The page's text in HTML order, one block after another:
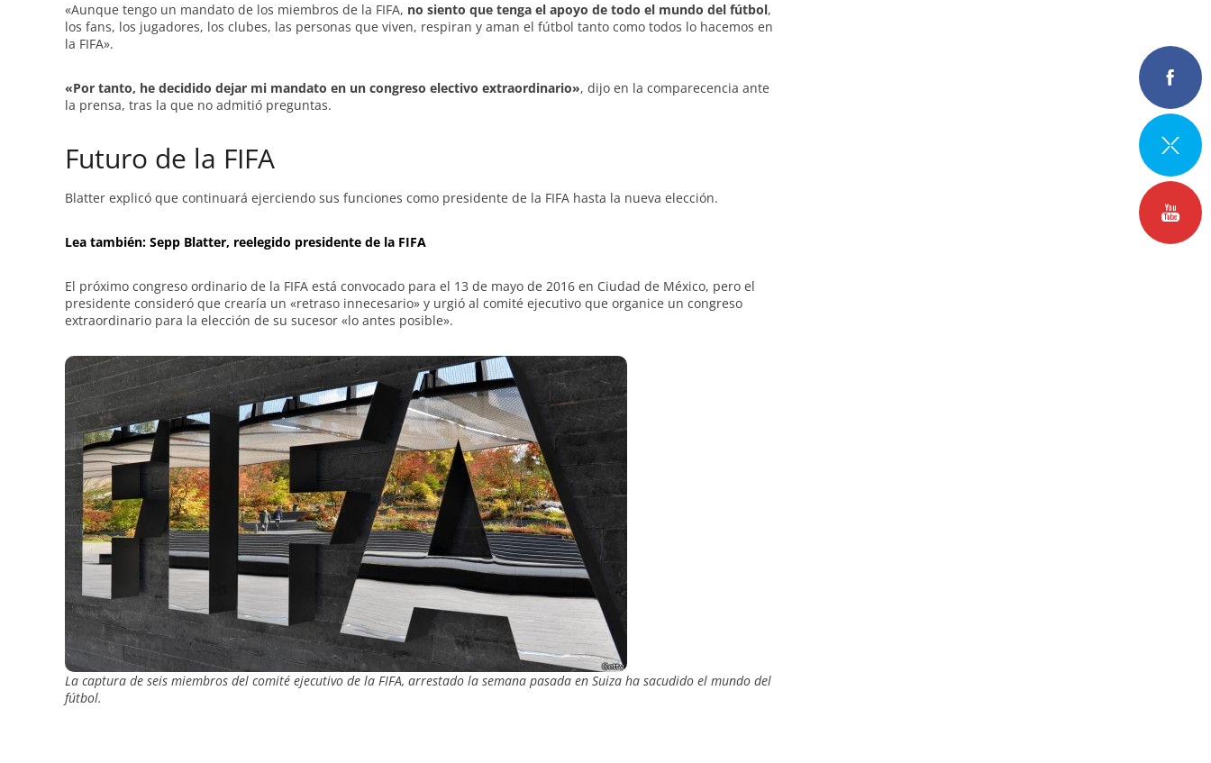
«Aunque tengo un mandato de los miembros de la FIFA, no siento que tenga el apoyo de todo el mundo del fútbol,
los fans, los jugadores, los clubes, las personas que viven, respiran y aman el fútbol tanto como todos lo hacemos en
la FIFA».
«Por tanto, he decidido dejar mi mandato en un congreso electivo extraordinario», dijo en la comparecencia ante
la prensa, tras la que no admitió preguntas.
Futuro de la FIFA
Blatter explicó que continuará ejerciendo sus funciones como presidente de la FIFA hasta la nueva elección.
Lea también: Sepp Blatter, reelegido presidente de la FIFA
El próximo congreso ordinario de la FIFA está convocado para el 13 de mayo de 2016 en Ciudad de México, pero el
presidente consideró que crearía un «retraso innecesario» y urgió al comité ejecutivo que organice un congreso
extraordinario para la elección de su sucesor «lo antes posible».
La captura de seis miembros del comité ejecutivo de la FIFA, arrestado la semana pasada en Suiza ha sacudido el mundo del
fútbol.